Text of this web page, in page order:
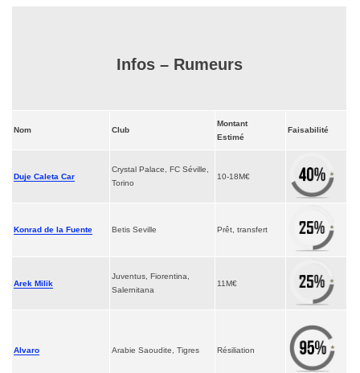
Infos – Rumeurs
Nom Club
Montant
Estimé
Faisabilité
Duje Caleta Car
Crystal Palace, FC Séville,
Torino
10-18M€
Konrad de la Fuente Betis Seville Prêt, transfert
Arek Milik
Juventus, Fiorentina,
Salernitana
11M€
Alvaro Arabie Saoudite, Tigres Résiliation